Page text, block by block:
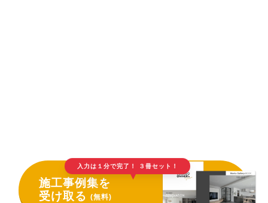
入力は１分で完了！ ３冊セット！
▲
施工事例集を
受け取る(無料)